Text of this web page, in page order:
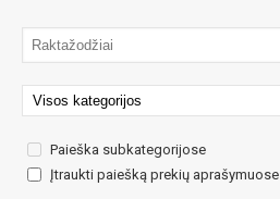
Paieška subkategorijose
Įtraukti paiešką prekių aprašymuose